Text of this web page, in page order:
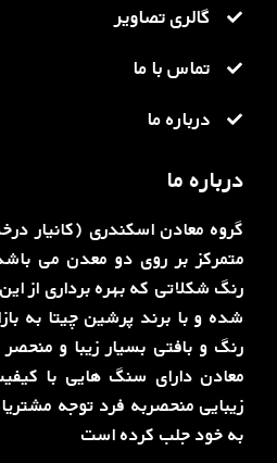
گالری تصاویر
تماس با ما
درباره ما
درباره ما
گروه معادن اسکندری (کانیار
متمرکز بر روی دو معدن می
شده و با برند پرشین چیتا به
رنگ و بافتی بسیار زیبا و
معادن دارای سنگ هایی با
زیبایی منحصربه فرد توجه
به خود جلب کرده است